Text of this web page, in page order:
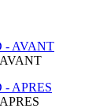
AVANT